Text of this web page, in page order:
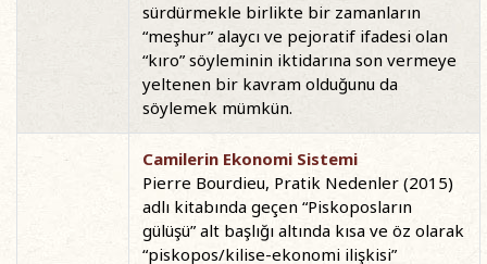
sürdürmekle birlikte bir zamanların
“meşhur” alaycı ve pejoratif ifadesi olan
“kıro” söyleminin iktidarına son vermeye
yeltenen bir kavram olduğunu da
söylemek mümkün.
Camilerin Ekonomi Sistemi
Pierre Bourdieu, Pratik Nedenler (2015)
adlı kitabında geçen “Piskoposların
gülüşü” alt başlığı altında kısa ve öz olarak
“piskopos/kilise-ekonomi ilişkisi”